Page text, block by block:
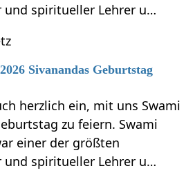
und spiritueller Lehrer u…
Sivanandas Geburtstag
herzlich ein, mit uns Swami
zu feiern. Swami
einer der größten
und spiritueller Lehrer u…